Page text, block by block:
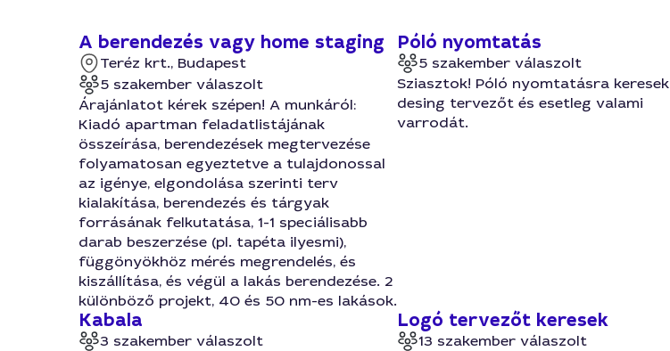
A berendezés vagy home staging
Teréz krt., Budapest
5 szakember válaszolt
Árajánlatot kérek szépen! A munkáról:
Kiadó apartman feladatlistájának
összeírása, berendezések megtervezése
folyamatosan egyeztetve a tulajdonossal
az igénye, elgondolása szerinti terv
kialakítása, berendezés és tárgyak
forrásának felkutatása, 1-1 speciálisabb
darab beszerzése (pl. tapéta ilyesmi),
függönyökhöz mérés megrendelés, és
kiszállítása, és végül a lakás berendezése. 2
különböző projekt, 40 és 50 nm-es lakások.
Póló nyomtatás
5 szakember válaszolt
Sziasztok! Póló nyomtatásra keresek
desing tervezőt és esetleg valami
varrodát.
Kabala
3 szakember válaszolt
Logó tervezőt keresek
13 szakember válaszolt